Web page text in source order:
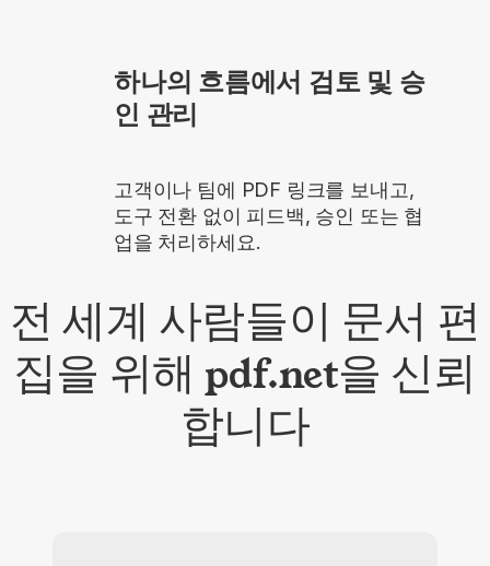
하나의 흐름에서 검토 및 승
인 관리
고객이나 팀에 PDF 링크를 보내고,
도구 전환 없이 피드백, 승인 또는 협
업을 처리하세요.
전 세계 사람들이 문서 편
집을 위해 pdf.net을 신뢰
합니다